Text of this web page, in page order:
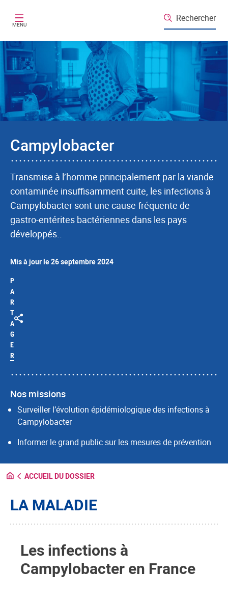
MENU
Rechercher
Campylobacter
Transmise à l’homme principalement par la viande
contaminée insuffisamment cuite, les infections à
Campylobacter sont une cause fréquente de
gastro-entérites bactériennes dans les pays
développés..
Mis à jour le 26 septembre 2024
P
A
R
T
A
G
E
R
Nos missions
Surveiller l’évolution épidémiologique des infections à
Campylobacter
Informer le grand public sur les mesures de prévention
ACCUEIL DU DOSSIER
LA MALADIE
Les infections à
Campylobacter en France